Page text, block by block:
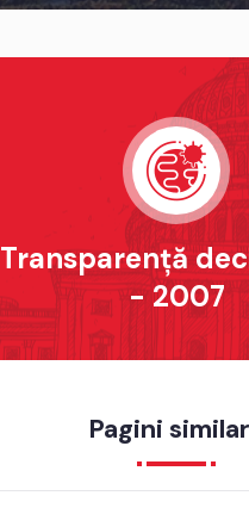
Transparență
- 2007
Pagini